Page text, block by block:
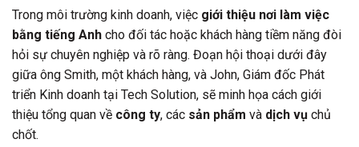
Trong môi trường kinh doanh, việc giới thiệu nơi làm việc
bằng tiếng Anh cho đối tác hoặc khách hàng tiềm năng đòi
hỏi sự chuyên nghiệp và rõ ràng. Đoạn hội thoại dưới đây
giữa ông Smith, một khách hàng, và John, Giám đốc Phát
triển Kinh doanh tại Tech Solution, sẽ minh họa cách giới
thiệu tổng quan về công ty, các sản phẩm và dịch vụ chủ
chốt.